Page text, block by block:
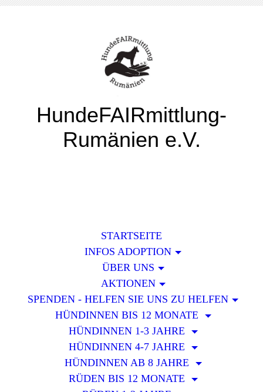
HundeFAIRmittlung-
Rumänien e.V.
STARTSEITE
INFOS ADOPTION
ÜBER UNS
AKTIONEN
SPENDEN - HELFEN SIE UNS ZU HELFEN
HÜNDINNEN BIS 12 MONATE
HÜNDINNEN 1-3 JAHRE
HÜNDINNEN 4-7 JAHRE
HÜNDINNEN AB 8 JAHRE
RÜDEN BIS 12 MONATE